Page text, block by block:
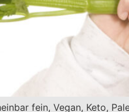
fein, Vegan, Keto,